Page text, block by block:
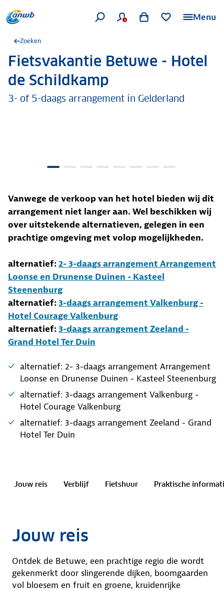
Menu
Zoeken
.Fietsvakantie Betuwe - Hotel
de Schildkamp
3- of 5-daags arrangement in Gelderland
Vanwege de verkoop van het hotel bieden wij dit
arrangement niet langer aan. Wel beschikken wij
over uitstekende alternatieven, gelegen in een
prachtige omgeving met volop mogelijkheden.
alternatief:2- 3-daags arrangement Arrangement
Loonse en Drunense Duinen - Kasteel
Steenenburg
alternatief:3-daags arrangement Valkenburg -
Hotel Courage Valkenburg
alternatief:3-daags arrangement Zeeland -
Grand Hotel Ter Duin
alternatief: 2- 3-daags arrangement Arrangement
Loonse en Drunense Duinen - Kasteel Steenenburg
alternatief: 3-daags arrangement Valkenburg -
Hotel Courage Valkenburg
alternatief: 3-daags arrangement Zeeland - Grand
Hotel Ter Duin
Jouw reis Verblijf Fietshuur Praktische
Jouw reis
Ontdek de Betuwe, een prachtige regio die wordt
gekenmerkt door slingerende dijken, boomgaarden
vol bloesem en fruit en groene, kruidenrijke